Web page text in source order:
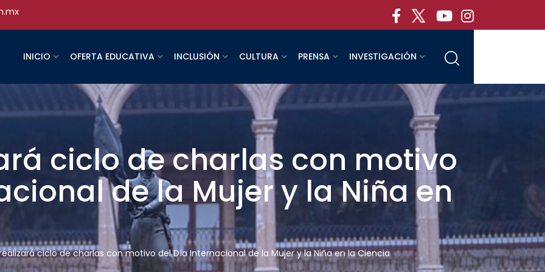
INICIO OFERTA EDUCATIVA INCLUSIÓN CULTURA PRENSA INVESTIGACIÓN
ciclo de charlas con motivo
de la Mujer y la Niña en
realizará ciclo de charlas con motivo del Día Internacional de la Mujer y la Niña en la Ciencia